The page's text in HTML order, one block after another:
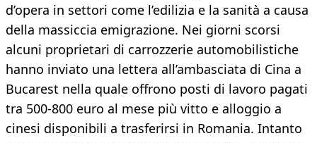
d’opera in settori come l’edilizia e la sanità a causa
della massiccia emigrazione. Nei giorni scorsi
alcuni proprietari di carrozzerie automobilistiche
hanno inviato una lettera all’ambasciata di Cina a
Bucarest nella quale offrono posti di lavoro pagati
tra 500-800 euro al mese più vitto e alloggio a
cinesi disponibili a trasferirsi in Romania. Intanto